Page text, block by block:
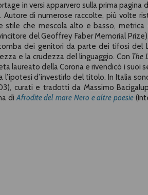
in versi apparvero sulla prima pagina
Autore di numerose raccolte, più volte
stile che mescola alto e basso,
del Geoffrey Faber Memorial
dei genitori da parte dei tifosi del
e la crudezza del linguaggio. Con The
laureato della Corona e rivendicò i suoi
d’investirlo del titolo. In Italia
curati e tradotti da Massimo
diAfrodite del mare Nero e altre poesie